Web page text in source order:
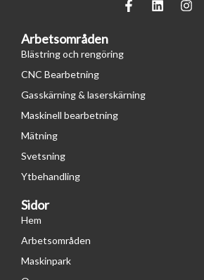
F
a
k
L
i
I
n
Arbetsområden
Blästring och rengöring
CNC Bearbetning
Gasskärning & laserskärning
Maskinell bearbetning
Mätning
Svetsning
Ytbehandling
Sidor
Hem
Arbetsområden
Maskinpark